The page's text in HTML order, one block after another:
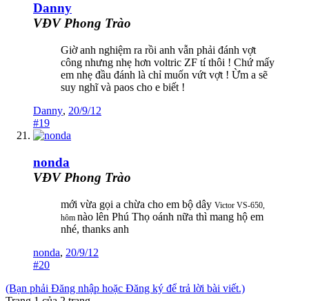
Danny
VĐV Phong Trào
Giờ anh nghiệm ra rồi anh vẫn phải đánh vợt
công nhưng nhẹ hơn voltric ZF tí thôi ! Chứ mấy
em nhẹ đầu đánh là chỉ muốn vứt vợt ! Ừm a sẽ
suy nghĩ và paos cho e biết !
Danny, 20/9/12
#19
nonda
VĐV Phong Trào
mới vừa gọi a chừa cho em bộ dây Victor VS-650,
hôm nào lên Phú Thọ oánh nữa thì mang hộ em
nhé, thanks anh
nonda, 20/9/12
#20
(Bạn phải Đăng nhập hoặc Đăng ký để trả lời bài viết.)